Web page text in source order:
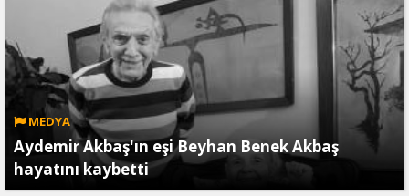
MEDYA
Aydemir Akbaş'ın eşi Beyhan Benek Akbaş
hayatını kaybetti